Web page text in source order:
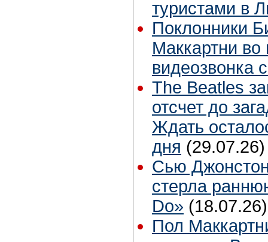
туристами в
Поклонники
Маккартни во
видеозвонка
The Beatles
отсчет до
Ждать
дня (29.07.26)
Сью
стерла
Do» (18.07.26)
Пол